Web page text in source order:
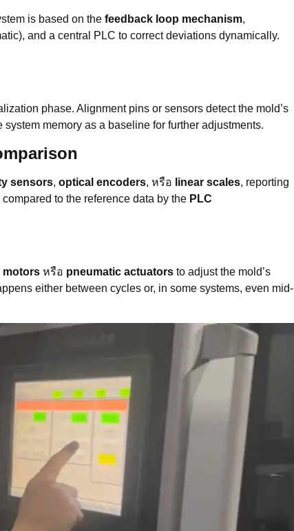
is based on the feedback loop mechanism,
and a central PLC to correct deviations dynamically.
phase. Alignment pins or sensors detect the mold’s
memory as a baseline for further adjustments.
sensors, optical encoders, หรือ linear scales, reporting
to the reference data by the PLC
motors หรือ pneumatic actuators to adjust the mold’s
either between cycles or, in some systems, even mid-